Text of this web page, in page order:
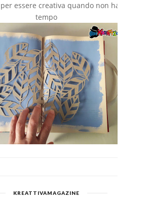
essere creativa quando non hai
tempo
KREATTIVAMAGAZINE